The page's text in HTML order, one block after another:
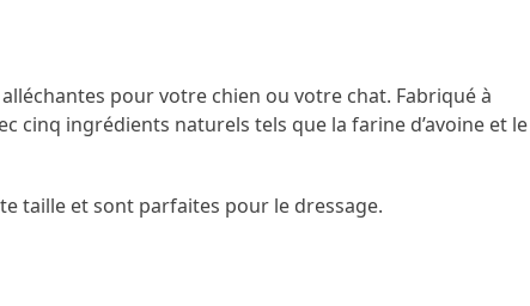
pour votre chien ou votre chat. Fabriqué à
cinq ingrédients naturels tels que la farine d’avoine et le
taille et sont parfaites pour le dressage.